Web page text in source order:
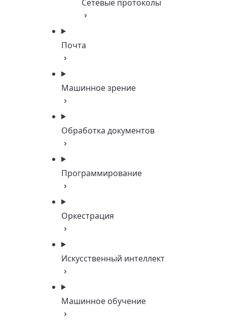
Сетевые протоколы
Почта
Машинное зрение
Обработка документов
Программирование
Оркестрация
Искусственный интеллект
Машинное обучение